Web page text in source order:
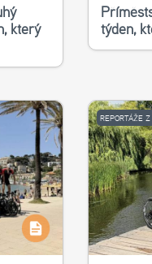
který
týden,
REPORTÁŽE